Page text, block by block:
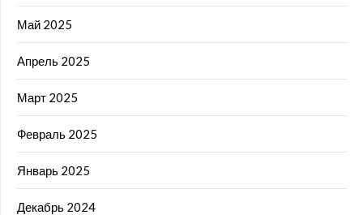
Май 2025
Апрель 2025
Март 2025
Февраль 2025
Январь 2025
Декабрь 2024